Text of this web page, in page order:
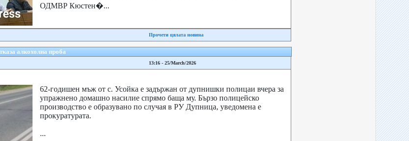
ОДМВР Кюстен�...
Прочети цялата новина
алкохолна проба
13:16 - 25/March/2026
62-годишен мъж от с. Усойка е задържан от дупнишки полицаи вчера за
упражнено домашно насилие спрямо баща му. Бързо полицейско
производство е образувано по случая в РУ Дупница, уведомена е
прокуратурата.
...